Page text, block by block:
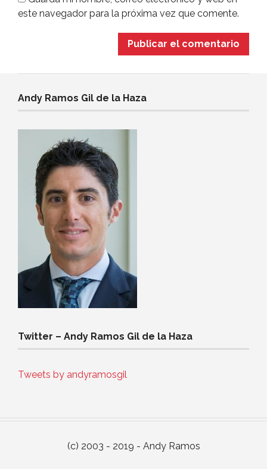
este navegador para la próxima vez que comente.
Andy Ramos Gil de la Haza
Twitter – Andy Ramos Gil de la Haza
Tweets by andyramosgil
(c) 2003 - 2019 - Andy Ramos